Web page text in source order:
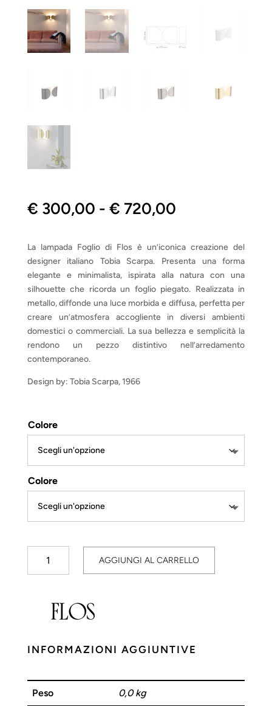
€ 300,00 - € 720,00Fascia
da
€ 300,00
a
€ 720,00
La lampada Foglio di Flos è un’iconica creazione del
designer italiano Tobia Scarpa. Presenta una forma
elegante e minimalista, ispirata alla natura con una
silhouette che ricorda un foglio piegato. Realizzata in
metallo, diffonde una luce morbida e diffusa, perfetta per
creare un’atmosfera accogliente in diversi ambienti
domestici o commerciali. La sua bellezza e semplicità la
rendono un pezzo distintivo nell’arredamento
contemporaneo.
Design by: Tobia Scarpa, 1966
Colore
Colore
quantità
AGGIUNGI AL CARRELLO
INFORMAZIONI AGGIUNTIVE
Peso 0,0 kg